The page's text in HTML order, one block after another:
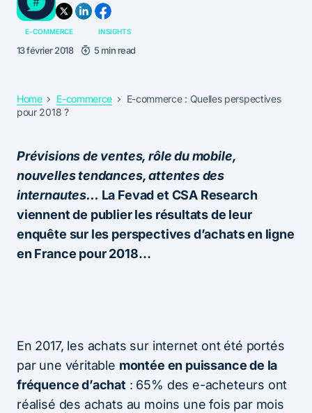
E-COMMERCE INSIGHTS
13 février 2018 5 min read
Home E-commerce
E-commerce : Quelles perspectives
pour 2018 ?
Prévisions de ventes, rôle du mobile,
nouvelles tendances, attentes des
internautes… La Fevad et CSA Research
viennent de publier les résultats de leur
enquête sur les perspectives d’achats en ligne
en France pour 2018…
En 2017, les achats sur internet ont été portés
par une véritable montée en puissance de la
fréquence d’achat: 65% des e-acheteurs ont
réalisé des achats au moins une fois par mois